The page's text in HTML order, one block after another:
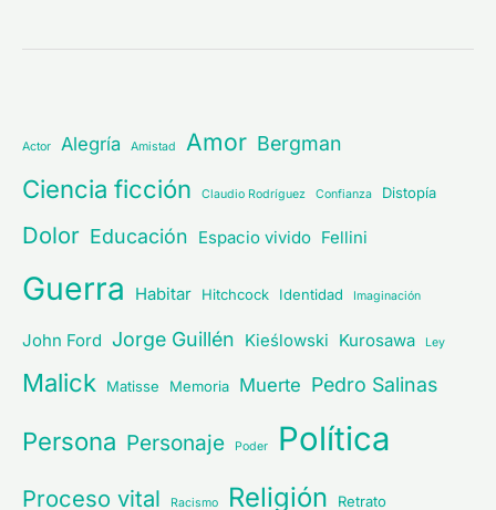
Actor Alegría Amistad Amor Bergman
Ciencia ficción Claudio Rodríguez Confianza Distopía
Dolor Educación Espacio vivido Fellini
Guerra Habitar Hitchcock Identidad Imaginación
John Ford Jorge Guillén Kieślowski Kurosawa Ley
Malick Matisse Memoria Muerte Pedro Salinas
Persona Personaje Poder Política
Proceso vital Racismo Religión Retrato